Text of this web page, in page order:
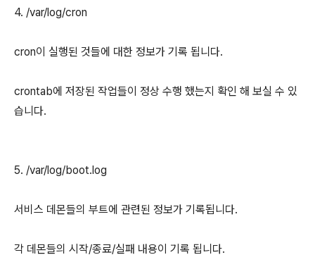
4. /var/log/cron
cron이 실행된 것들에 대한 정보가 기록 됩니다.
crontab에 저장된 작업들이 정상 수행 했는지 확인 해 보실 수 있
습니다.
5. /var/log/boot.log
서비스 데몬들의 부트에 관련된 정보가 기록됩니다.
각 데몬들의 시작/종료/실패 내용이 기록 됩니다.